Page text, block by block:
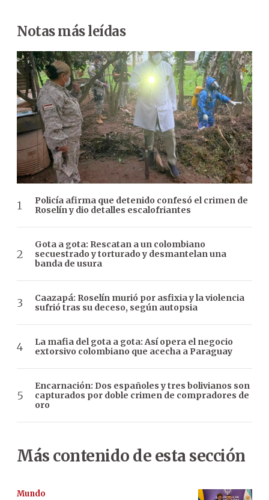
Notas más leídas
Policía afirma que detenido confesó el crimen de
Roselín y dio detalles escalofriantes
Gota a gota: Rescatan a un colombiano
secuestrado y torturado y desmantelan una
banda de usura
Caazapá: Roselín murió por asfixia y la violencia
sufrió tras su deceso, según autopsia
La mafia del gota a gota: Así opera el negocio
extorsivo colombiano que acecha a Paraguay
Encarnación: Dos españoles y tres bolivianos son
capturados por doble crimen de compradores de
oro
Más contenido de esta sección
Mundo